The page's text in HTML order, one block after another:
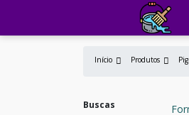
Início Produtos
Buscas